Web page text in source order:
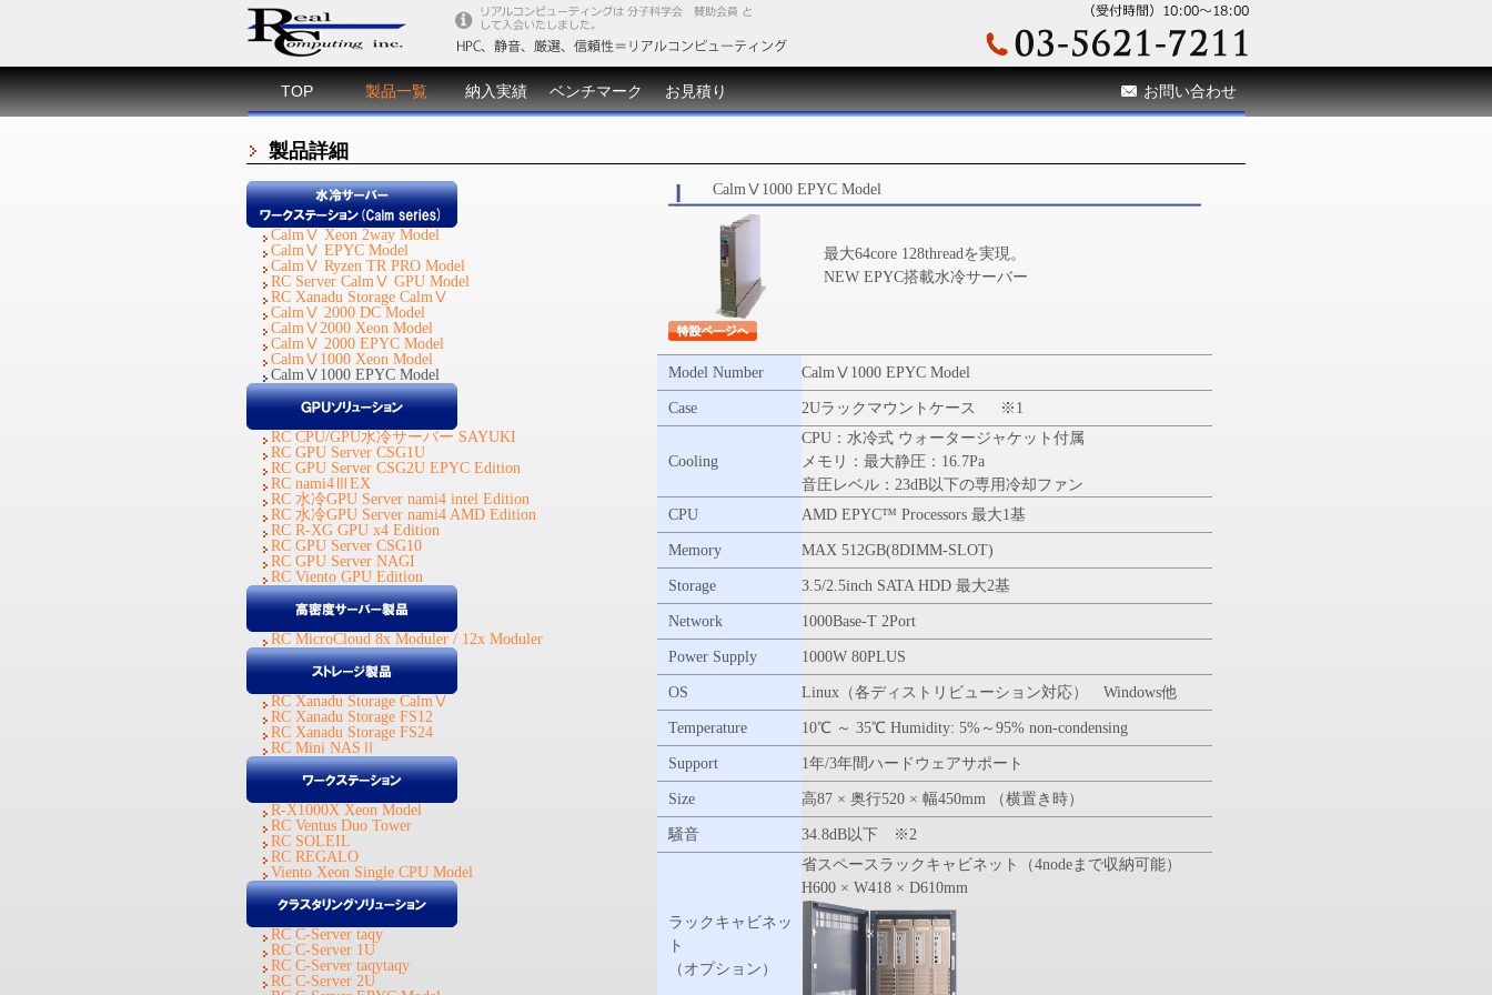
TOP 製品一覧 納入実績 ベンチマーク お見積り お問い合わせ
製品詳細
CalmⅤ1000 EPYC Model
最大64core 128threadを実現。
NEW EPYC搭載水冷サーバー
Model Number CalmⅤ1000 EPYC Model
Case 2Uラックマウントケース ※1
Cooling
CPU：水冷式 ウォータージャケット付属
メモリ：最大静圧：16.7Pa
音圧レベル：23dB以下の専用冷却ファン
CPU
AMD EPYC™ Processors 最大1基
Memory MAX 512GB(8DIMM-SLOT)
Storage 3.5/2.5inch SATA HDD 最大2基
Network 1000Base-T 2Port
Power Supply 1000W 80PLUS
OS Linux（各ディストリビューション対応） Windows他
Temperature 10℃ ～ 35℃ Humidity: 5%～95% non-condensing
Support 1年/3年間ハードウェアサポート
Size 高87 × 奥行520 × 幅450mm （横置き時）
騒音 34.8dB以下 ※2
ラックキャビネッ
ト
（オプション）
省スペースラックキャビネット（4nodeまで収納可能）
H600 × W418 × D610mm
CalmⅤ Xeon 2way Model
CalmⅤ EPYC Model
CalmⅤ Ryzen TR PRO Model
RC Server CalmⅤ GPU Model
RC Xanadu Storage CalmⅤ
CalmⅤ 2000 DC Model
CalmⅤ2000 Xeon Model
CalmⅤ 2000 EPYC Model
CalmⅤ1000 Xeon Model
CalmⅤ1000 EPYC Model
RC CPU/GPU水冷サーバー SAYUKI
RC GPU Server CSG1U
RC GPU Server CSG2U EPYC Edition
RC nami4ⅢEX
RC 水冷GPU Server nami4 intel Edition
RC 水冷GPU Server nami4 AMD Edition
RC R-XG GPU x4 Edition
RC GPU Server CSG10
RC GPU Server NAGI
RC Viento GPU Edition
RC MicroCloud 8x Moduler / 12x Moduler
RC Xanadu Storage CalmⅤ
RC Xanadu Storage FS12
RC Xanadu Storage FS24
RC Mini NASⅡ
R-X1000X Xeon Model
RC Ventus Duo Tower
RC SOLEIL
RC REGALO
Viento Xeon Single CPU Model
RC C-Server taqy
RC C-Server 1U
RC C-Server taqytaqy
RC C-Server 2U